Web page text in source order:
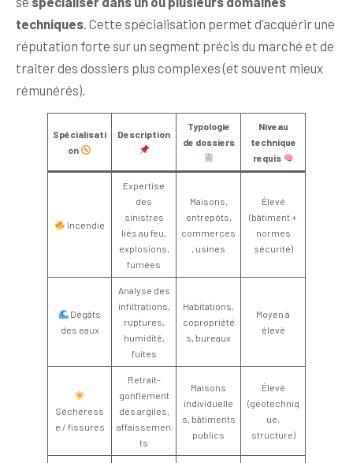
techniques . Cette spécialisation permet d’acquérir une
réputation forte sur un segment précis du marché et de
traiter des dossiers plus complexes (et souvent mieux
rémunérés).
Spécialisati
on
Description
Typologie
de dossiers
Niveau
technique
requis
Incendie
Expertise
des
sinistres
liés au feu,
explosions,
fumées
Maisons,
entrepôts,
commerces
, usines
Élevé
(bâtiment +
normes
sécurité)
Dégâts
des eaux
Analyse des
infiltrations,
ruptures,
humidité,
fuites
Habitations,
copropriété
s, bureaux
Moyen à
élevé
Sécheress
e / fissures
Retrait-
gonflement
des argiles,
affaissemen
ts
Maisons
individuelle
s, bâtiments
publics
Élevé
(géotechniq
ue,
structure)